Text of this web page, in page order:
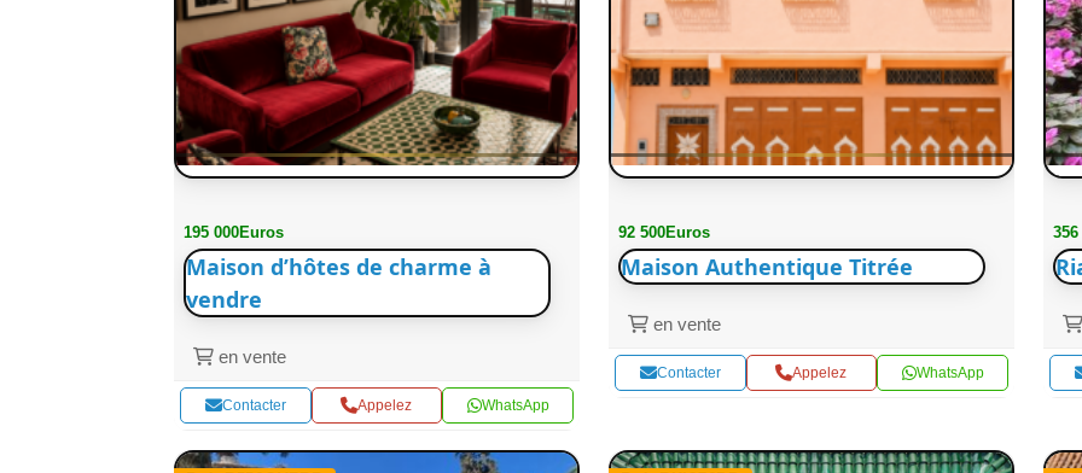
195 000Euros
Maison d’hôtes de charme à
vendre
en vente
Contacter Appelez WhatsApp
92 500Euros
Maison Authentique Titrée
en vente
Contacter Appelez WhatsApp
356